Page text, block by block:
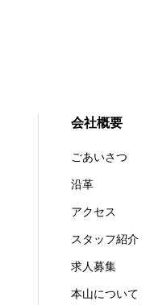
会社概要
ごあいさつ
沿革
アクセス
スタッフ紹介
求人募集
本山について